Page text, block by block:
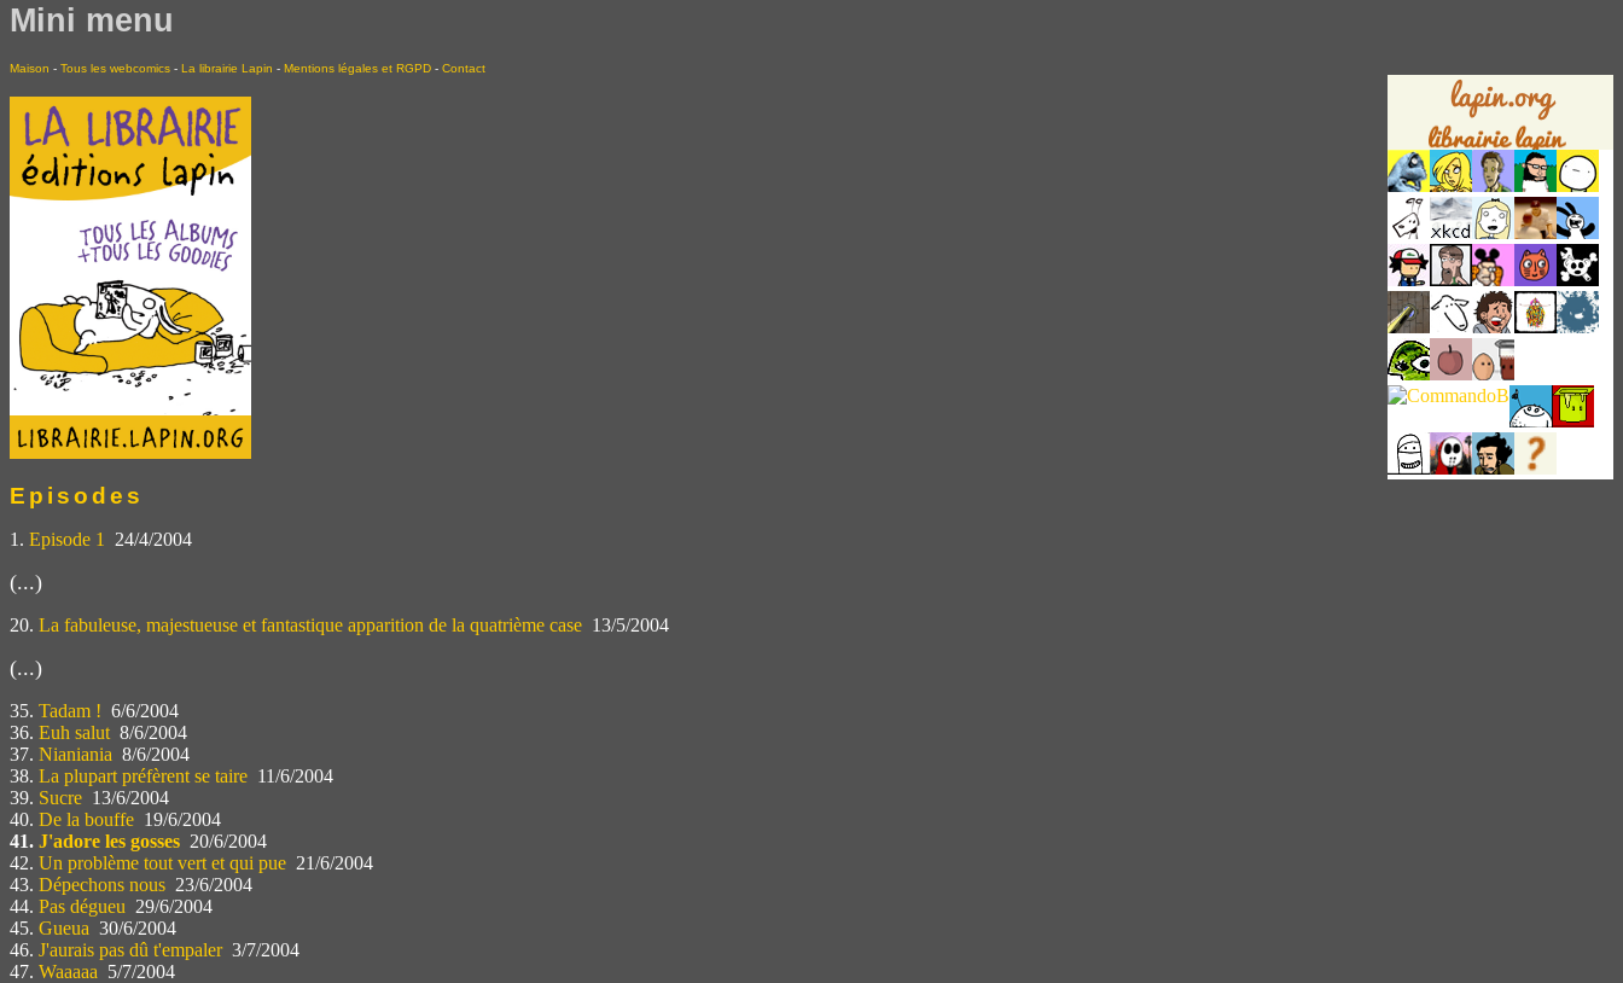
Mini menu
Maison - Tous les webcomics - La librairie Lapin - Mentions légales et RGPD - Contact
Episodes
1. Episode 1 24/4/2004
(...)
20. La fabuleuse, majestueuse et fantastique apparition de la quatrième case 13/5/2004
(...)
35. Tadam ! 6/6/2004
36. Euh salut 8/6/2004
37. Nianiania 8/6/2004
38. La plupart préfèrent se taire 11/6/2004
39. Sucre 13/6/2004
40. De la bouffe 19/6/2004
41. J'adore les gosses 20/6/2004
42. Un problème tout vert et qui pue 21/6/2004
43. Dépechons nous 23/6/2004
44. Pas dégueu 29/6/2004
45. Gueua 30/6/2004
46. J'aurais pas dû t'empaler3/7/2004
47. Waaaaa 5/7/2004